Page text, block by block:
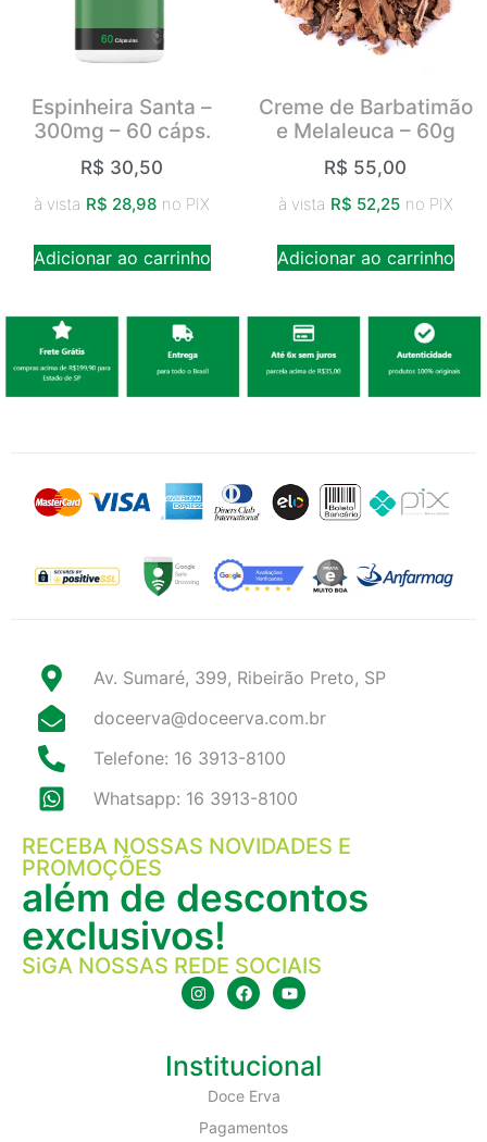
Espinheira Santa –
300mg – 60 cáps.
R$ 30,50
à vista R$ 28,98 no PIX
Adicionar ao carrinho
Creme de Barbatimão
e Melaleuca – 60g
R$ 55,00
à vista R$ 52,25 no PIX
Adicionar ao carrinho
Av. Sumaré, 399, Ribeirão Preto, SP
doceerva@doceerva.com.br
Telefone: 16 3913-8100
Whatsapp: 16 3913-8100
RECEBA NOSSAS NOVIDADES E
PROMOÇÕES
além de descontos
exclusivos!
SiGA NOSSAS REDE SOCIAIS
Institucional
Doce Erva
Pagamentos